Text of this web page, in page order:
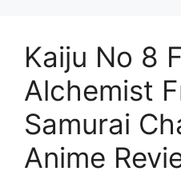
Kaiju No 8
Alchemist
Samurai
Anime